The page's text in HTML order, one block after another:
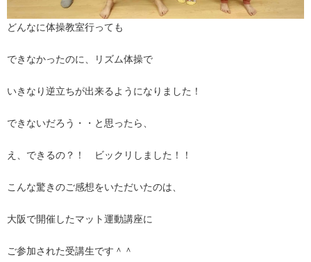
どんなに体操教室行っても
できなかったのに、リズム体操で
いきなり逆立ちが出来るようになりました！
できないだろう・・と思ったら、
え、できるの？！ ビックリしました！！
こんな驚きのご感想をいただいたのは、
大阪で開催したマット運動講座に
ご参加された受講生です＾＾